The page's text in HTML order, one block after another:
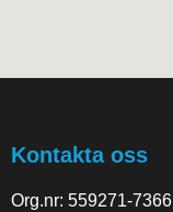
Kontakta oss
Org.nr: 559271-7366